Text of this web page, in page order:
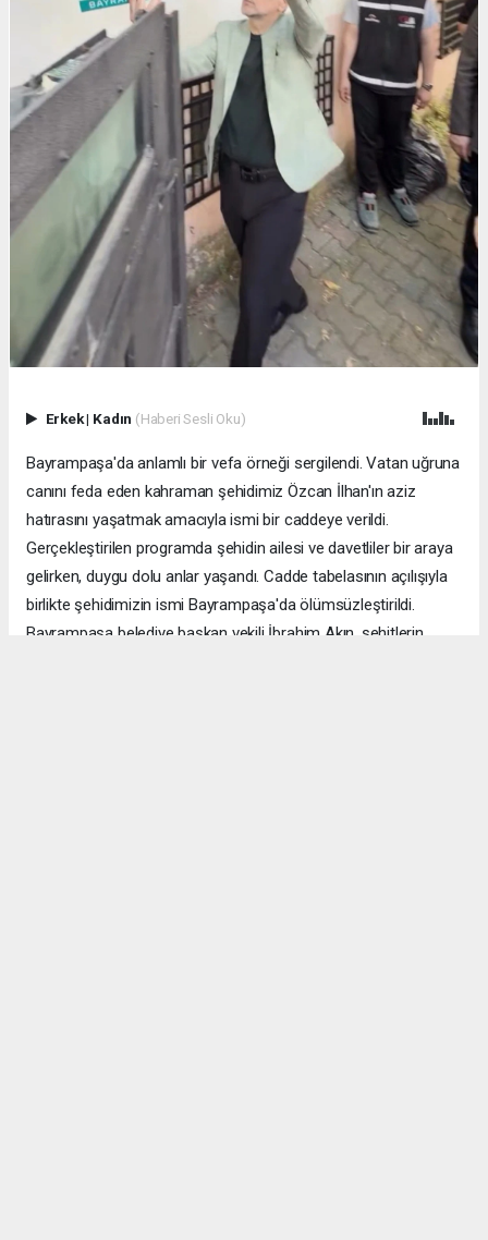
Erkek| Kadın (Haberi Sesli Oku)
Bayrampaşa'da anlamlı bir vefa örneği sergilendi. Vatan uğruna
canını feda eden kahraman şehidimiz Özcan İlhan'ın aziz
hatırasını yaşatmak amacıyla ismi bir caddeye verildi.
Gerçekleştirilen programda şehidin ailesi ve davetliler bir araya
gelirken, duygu dolu anlar yaşandı. Cadde tabelasının açılışıyla
birlikte şehidimizin ismi Bayrampaşa'da ölümsüzleştirildi.
Bayrampaşa belediye başkan vekili İbrahim Akın, şehitlerin